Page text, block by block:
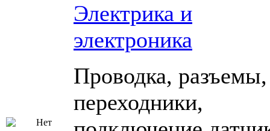
Электрика и
электроника
Проводка, разъемы,
переходники,